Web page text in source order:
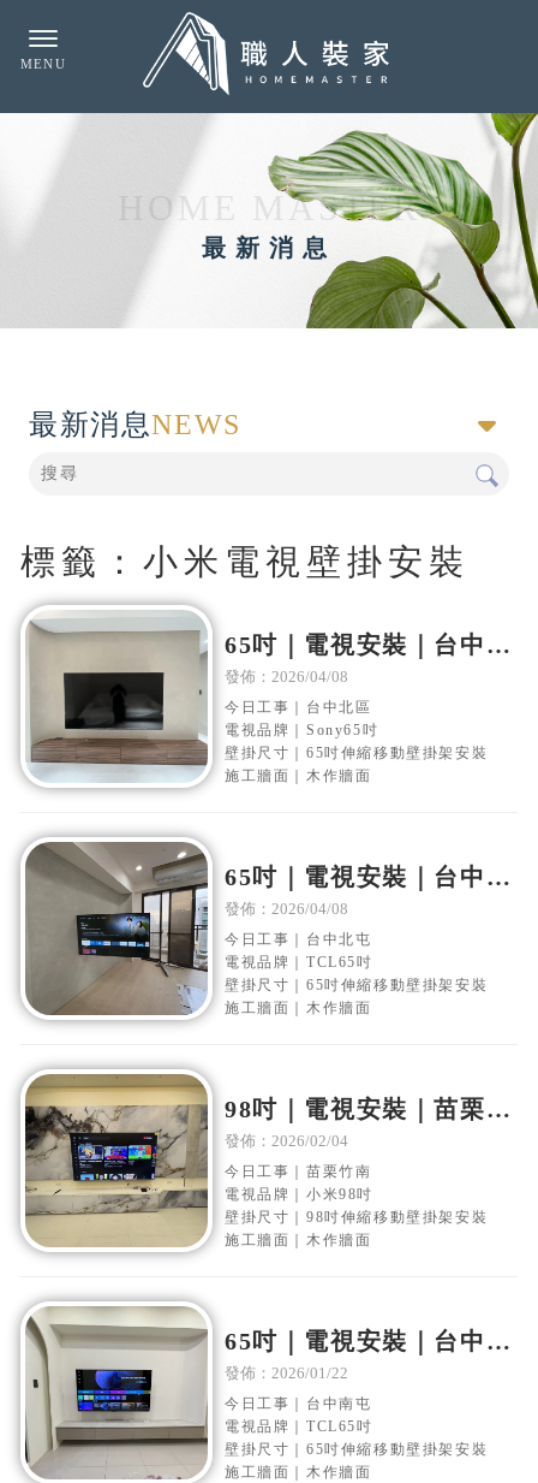
最新消息
最新消息NEWS
標籤：小米電視壁掛安裝
65吋｜電視安裝｜台中北
區｜木作電視牆｜移動伸
縮壁掛架安裝
發佈：2026/04/08
今日工事｜台中北區
電視品牌｜Sony65吋
壁掛尺寸｜65吋伸縮移動壁掛架安裝
施工牆面｜木作牆面
65吋｜電視安裝｜台中北
屯｜木作電視牆｜移動伸
縮壁掛架安裝
發佈：2026/04/08
今日工事｜台中北屯
電視品牌｜TCL65吋
壁掛尺寸｜65吋伸縮移動壁掛架安裝
施工牆面｜木作牆面
98吋｜電視安裝｜苗栗竹
南｜木作電視牆｜移動伸
縮壁掛架安裝
發佈：2026/02/04
今日工事｜苗栗竹南
電視品牌｜小米98吋
壁掛尺寸｜98吋伸縮移動壁掛架安裝
施工牆面｜木作牆面
65吋｜電視安裝｜台中南
屯｜木作電視牆｜移動伸
縮壁掛架安裝
發佈：2026/01/22
今日工事｜台中南屯
電視品牌｜TCL65吋
壁掛尺寸｜65吋伸縮移動壁掛架安裝
施工牆面｜木作牆面